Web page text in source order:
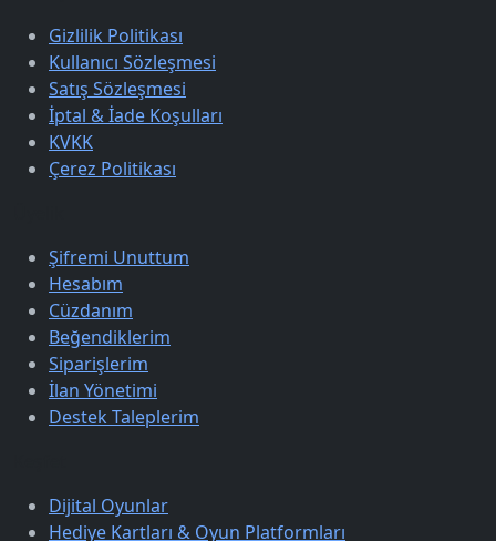
Gizlilik Politikası
Kullanıcı Sözleşmesi
Satış Sözleşmesi
İptal & İade Koşulları
KVKK
Çerez Politikası
Şifremi Unuttum
Hesabım
Cüzdanım
Beğendiklerim
Siparişlerim
İlan Yönetimi
Destek Taleplerim
Dijital Oyunlar
Hediye Kartları & Oyun Platformları